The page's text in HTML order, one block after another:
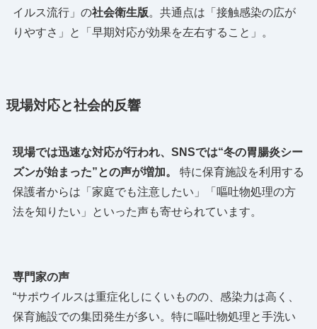
イルス流行」の社会衛生版。共通点は「接触感染の広が
りやすさ」と「早期対応が効果を左右すること」。
現場対応と社会的反響
現場では迅速な対応が行われ、SNSでは“冬の胃腸炎シー
ズンが始まった”との声が増加。
特に保育施設を利用する
保護者からは「家庭でも注意したい」「嘔吐物処理の方
法を知りたい」といった声も寄せられています。
専門家の声
“サポウイルスは重症化しにくいものの、感染力は高く、
保育施設での集団発生が多い。特に嘔吐物処理と手洗い